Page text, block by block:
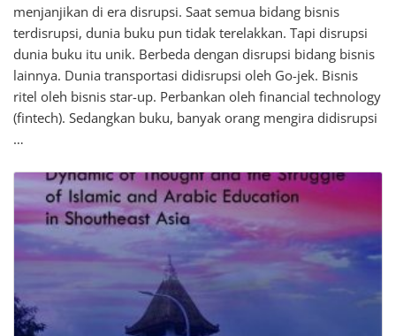
menjanjikan di era disrupsi. Saat semua bidang bisnis
terdisrupsi, dunia buku pun tidak terelakkan. Tapi disrupsi
dunia buku itu unik. Berbeda dengan disrupsi bidang bisnis
lainnya. Dunia transportasi didisrupsi oleh Go-jek. Bisnis
ritel oleh bisnis star-up. Perbankan oleh financial technology
(fintech). Sedangkan buku, banyak orang mengira didisrupsi
…